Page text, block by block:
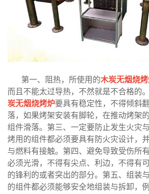
第一、阻热，所使用的木炭无烟烧
而且不能太过导热，不然就是不合格的
炭无烟烧烤炉要具有稳定性，不得倾斜
落，如果烤架安装有脚轮，在推动烤架
组件滑落。第三、一定要防止发生火灾
烤用的组件都必须要具有防火灾设计，
与燃料有接触。第四、避免导致受伤所
必须光滑，不得有尖点、利边，不得有
的锋利的或者突出的部分。第五、组装
的组件都必须能够安全地组装与拆卸，